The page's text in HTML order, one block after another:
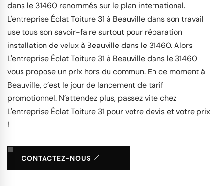
dans le 31460 renommés sur le plan international.
L'entreprise Éclat Toiture 31 à Beauville dans son travail
use tous son savoir-faire surtout pour réparation
installation de velux à Beauville dans le 31460. Alors
L'entreprise Éclat Toiture 31 à Beauville dans le 31460
vous propose un prix hors du commun. En ce moment à
Beauville, c’est le jour de lancement de tarif
promotionnel. N’attendez plus, passez vite chez
L'entreprise Éclat Toiture 31 pour votre devis et votre prix
!
CONTACTEZ-NOUS